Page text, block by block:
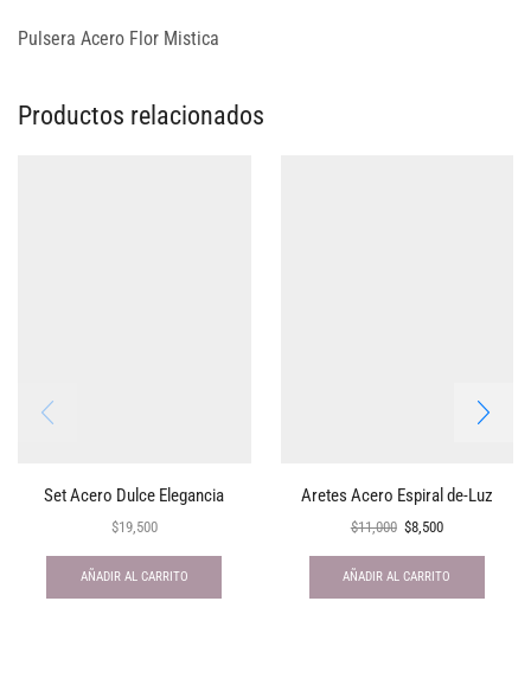
Pulsera Acero Flor Mistica
Productos relacionados
Set Acero Dulce Elegancia
$19,500
AÑADIR AL CARRITO
Aretes Acero Espiral de-Luz
$11,000 $8,500
AÑADIR AL CARRITO